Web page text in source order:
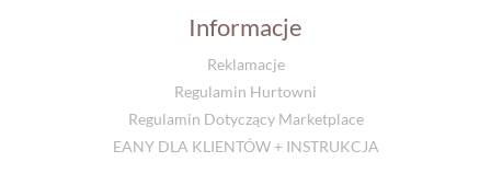
Informacje
Reklamacje
Regulamin Hurtowni
Regulamin Dotyczący Marketplace
EANY DLA KLIENTÓW + INSTRUKCJA